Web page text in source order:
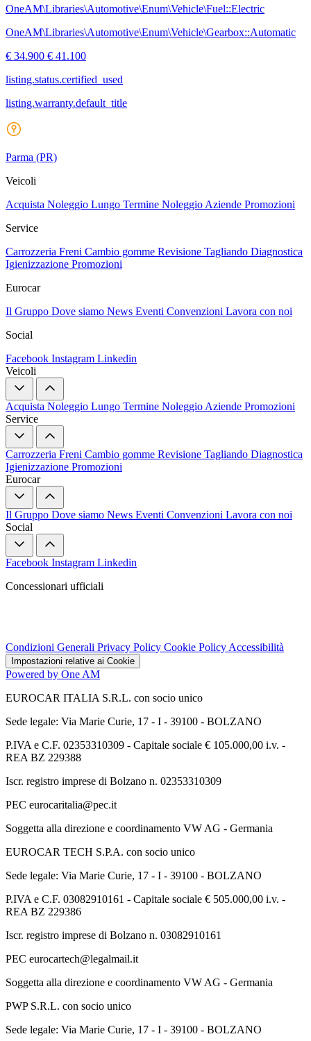
OneAM\Libraries\Automotive\Enum\Vehicle\Fuel::Electric
OneAM\Libraries\Automotive\Enum\Vehicle\Gearbox::Automatic
€ 34.900 € 41.100
listing.status.certified_used
listing.warranty.default_title
Parma (PR)
Veicoli
Acquista Noleggio Lungo Termine Noleggio Aziende Promozioni
Service
Carrozzeria Freni Cambio gomme Revisione Tagliando Diagnostica
Igienizzazione Promozioni
Eurocar
Il Gruppo Dove siamo News Eventi Convenzioni Lavora con noi
Social
Facebook Instagram Linkedin
Veicoli
Acquista Noleggio Lungo Termine Noleggio Aziende Promozioni
Service
Carrozzeria Freni Cambio gomme Revisione Tagliando Diagnostica
Igienizzazione Promozioni
Eurocar
Il Gruppo Dove siamo News Eventi Convenzioni Lavora con noi
Social
Facebook Instagram Linkedin
Concessionari ufficiali
Condizioni Generali Privacy Policy Cookie Policy Accessibilità
Impostazioni relative ai Cookie
Powered by One AM
EUROCAR ITALIA S.R.L. con socio unico
Sede legale: Via Marie Curie, 17 - I - 39100 - BOLZANO
P.IVA e C.F. 02353310309 - Capitale sociale € 105.000,00 i.v. -
REA BZ 229388
Iscr. registro imprese di Bolzano n. 02353310309
PEC eurocaritalia@pec.it
Soggetta alla direzione e coordinamento VW AG - Germania
EUROCAR TECH S.P.A. con socio unico
Sede legale: Via Marie Curie, 17 - I - 39100 - BOLZANO
P.IVA e C.F. 03082910161 - Capitale sociale € 505.000,00 i.v. -
REA BZ 229386
Iscr. registro imprese di Bolzano n. 03082910161
PEC eurocartech@legalmail.it
Soggetta alla direzione e coordinamento VW AG - Germania
PWP S.R.L. con socio unico
Sede legale: Via Marie Curie, 17 - I - 39100 - BOLZANO